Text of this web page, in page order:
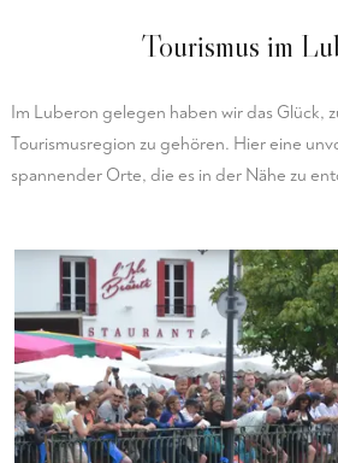
Tourismus im
Im Luberon gelegen haben wir das Glück,
Tourismusregion zu gehören. Hier eine
spannender Orte, die es in der Nähe zu